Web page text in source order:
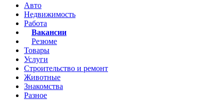
Авто
Недвижимость
Работа
Вакансии
Резюме
Товары
Услуги
Строительство и ремонт
Животные
Знакомства
Разное